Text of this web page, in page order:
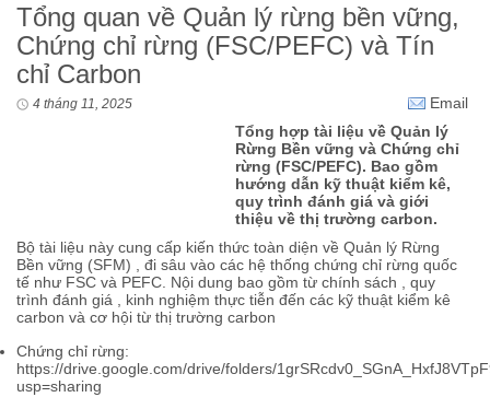
Tổng quan về Quản lý rừng bền vững,
Chứng chỉ rừng (FSC/PEFC) và Tín
chỉ Carbon
4 tháng 11, 2025
Email
Tổng hợp tài liệu về Quản lý
Rừng Bền vững và Chứng chỉ
rừng (FSC/PEFC). Bao gồm
hướng dẫn kỹ thuật kiểm kê,
quy trình đánh giá và giới
thiệu về thị trường carbon.
Bộ tài liệu này cung cấp kiến thức toàn diện về Quản lý Rừng
Bền vững (SFM) , đi sâu vào các hệ thống chứng chỉ rừng quốc
tế như FSC và PEFC. Nội dung bao gồm từ chính sách , quy
trình đánh giá , kinh nghiệm thực tiễn đến các kỹ thuật kiểm kê
carbon và cơ hội từ thị trường carbon
Chứng chỉ rừng:
https://drive.google.com/drive/folders/
usp=sharing